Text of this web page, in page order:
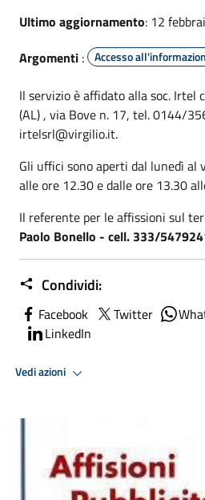
Ultimo aggiornamento: 12
Argomenti : Accesso
Il servizio è affidato alla soc. Irtel
(AL) , via Bove n. 17, tel. 0144/
irtelsrl@virgilio.it.
Gli uffici sono aperti dal lunedì al
alle ore 12.30 e dalle ore 13.30
Il referente per le affissioni sul
Paolo Bonello - cell. 333/
Condividi:
Facebook Twitter
LinkedIn
Vedi azioni